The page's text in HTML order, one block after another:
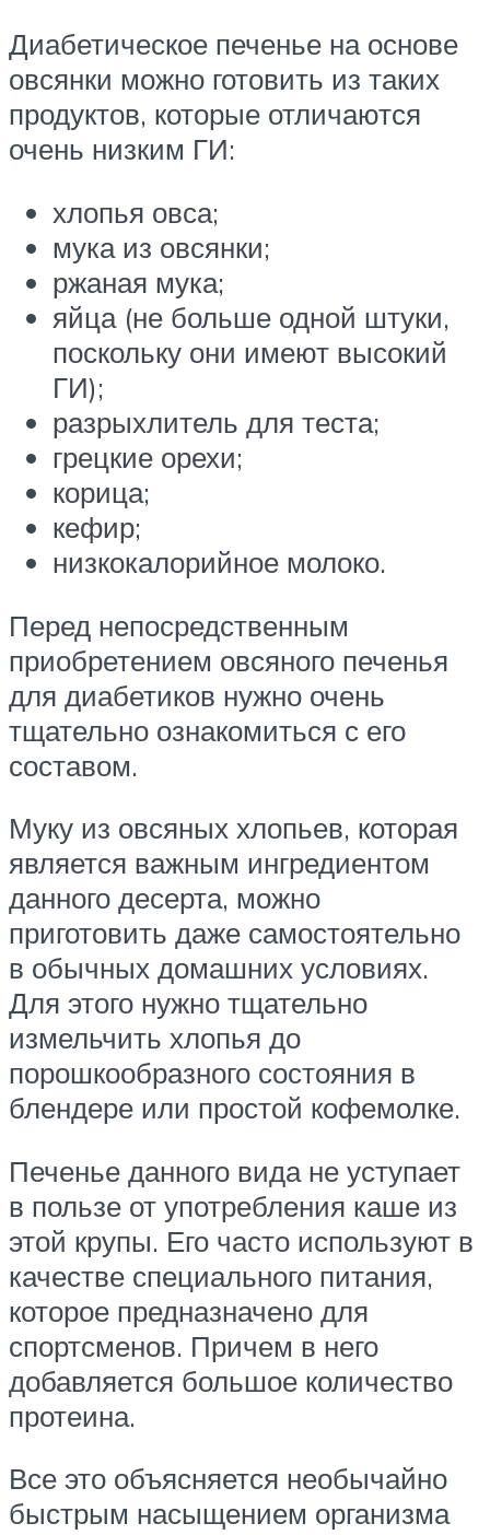
Диабетическое печенье на основе
овсянки можно готовить из таких
продуктов, которые отличаются
очень низким ГИ:
хлопья овса;
мука из овсянки;
ржаная мука;
яйца (не больше одной штуки,
поскольку они имеют высокий
ГИ);
разрыхлитель для теста;
грецкие орехи;
корица;
кефир;
низкокалорийное молоко.
Перед непосредственным
приобретением овсяного печенья
для диабетиков нужно очень
тщательно ознакомиться с его
составом.
Муку из овсяных хлопьев, которая
является важным ингредиентом
данного десерта, можно
приготовить даже самостоятельно
в обычных домашних условиях.
Для этого нужно тщательно
измельчить хлопья до
порошкообразного состояния в
блендере или простой кофемолке.
Печенье данного вида не уступает
в пользе от употребления каше из
этой крупы. Его часто используют в
качестве специального питания,
которое предназначено для
спортсменов. Причем в него
добавляется большое количество
протеина.
Все это объясняется необычайно
быстрым насыщением организма